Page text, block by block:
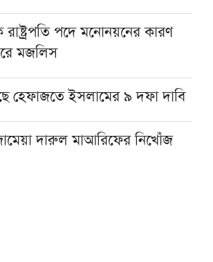
পদে মনোনয়নের কারণ
মজলিস
হেফাজতে ইসলামের ৯ দফা দাবি
দারুল মাআরিফের নিখোঁজ